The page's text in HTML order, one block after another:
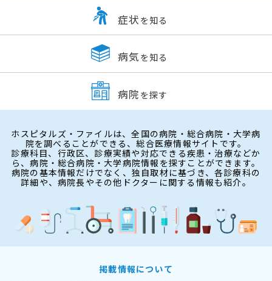
症状 を知る
病気 を知る
病院 を探す
ホスピタルズ・ファイルは、全国の病院・総合病院・大学病
院を調べることができる、総合医療情報サイトです。
診療科目、行政区、診療実績や対応できる疾患・治療などか
ら、病院・総合病院・大学病院情報を探すことができます。
病院の基本情報だけでなく、独自取材に基づき、各診療科の
詳細や、病院長やその他ドクターに関する情報も紹介。
掲載情報について